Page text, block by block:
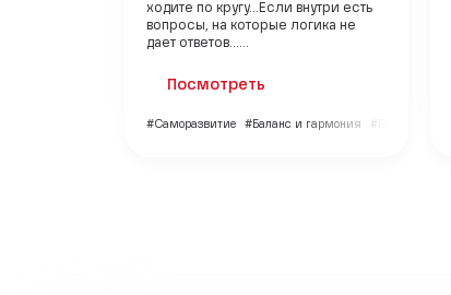
ходите по кругу…Если внутри есть
вопросы, на которые логика не
дает ответов…...
Посмотреть
#Саморазвитие #Баланс и гармония #Психология